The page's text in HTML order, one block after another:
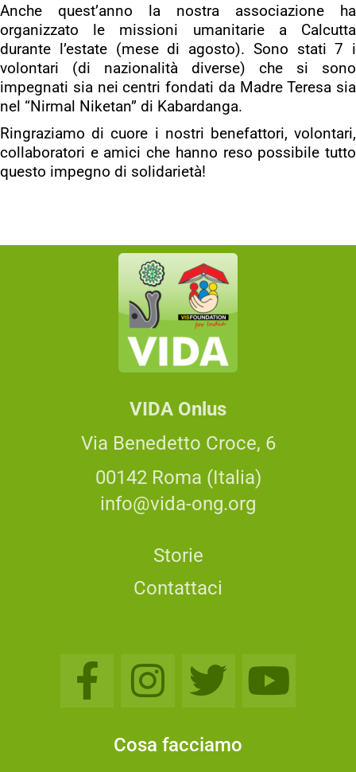
Anche quest’anno la nostra associazione ha
organizzato le missioni umanitarie a Calcutta
durante l’estate (mese di agosto). Sono stati 7 i
volontari (di nazionalità diverse) che si sono
impegnati sia nei centri fondati da Madre Teresa sia
nel “Nirmal Niketan” di Kabardanga.
Ringraziamo di cuore i nostri benefattori, volontari,
collaboratori e amici che hanno reso possibile tutto
questo impegno di solidarietà!
VIDA Onlus
Via Benedetto Croce, 6
00142 Roma (Italia)
info@vida-ong.org
Storie
Contattaci
Cosa facciamo